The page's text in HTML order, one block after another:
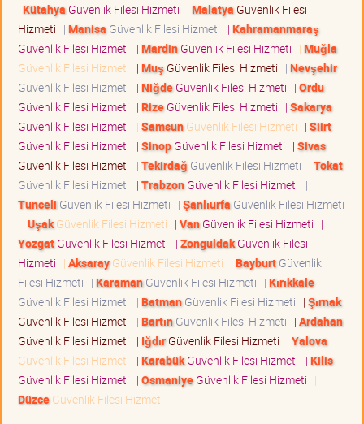
| Kütahya Güvenlik Filesi Hizmeti | Malatya Güvenlik Filesi
Hizmeti | Manisa Güvenlik Filesi Hizmeti | Kahramanmaraş
Güvenlik Filesi Hizmeti | MardinGüvenlik Filesi Hizmeti | Muğla
Güvenlik Filesi Hizmeti | Muş Güvenlik Filesi Hizmeti | Nevşehir
Güvenlik Filesi Hizmeti | NiğdeGüvenlik Filesi Hizmeti | Ordu
Güvenlik Filesi Hizmeti | RizeGüvenlik Filesi Hizmeti | Sakarya
Güvenlik Filesi Hizmeti | SamsunGüvenlik Filesi Hizmeti | Siirt
Güvenlik Filesi Hizmeti | SinopGüvenlik Filesi Hizmeti | Sivas
Güvenlik Filesi Hizmeti | Tekirdağ Güvenlik Filesi Hizmeti | Tokat
Güvenlik Filesi Hizmeti | TrabzonGüvenlik Filesi Hizmeti |
Tunceli Güvenlik Filesi Hizmeti | Şanlıurfa Güvenlik Filesi Hizmeti
| UşakGüvenlik Filesi Hizmeti | VanGüvenlik Filesi Hizmeti |
YozgatGüvenlik Filesi Hizmeti | ZonguldakGüvenlik Filesi
Hizmeti | AksarayGüvenlik Filesi Hizmeti | BayburtGüvenlik
Filesi Hizmeti | KaramanGüvenlik Filesi Hizmeti | Kırıkkale
Güvenlik Filesi Hizmeti | BatmanGüvenlik Filesi Hizmeti | Şırnak
Güvenlik Filesi Hizmeti | BartınGüvenlik Filesi Hizmeti | Ardahan
Güvenlik Filesi Hizmeti | IğdırGüvenlik Filesi Hizmeti | Yalova
Güvenlik Filesi Hizmeti | KarabükGüvenlik Filesi Hizmeti | Kilis
Güvenlik Filesi Hizmeti | OsmaniyeGüvenlik Filesi Hizmeti |
DüzceGüvenlik Filesi Hizmeti